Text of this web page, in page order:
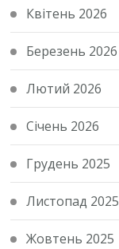
Квітень 2026
Березень 2026
Лютий 2026
Січень 2026
Грудень 2025
Листопад 2025
Жовтень 2025